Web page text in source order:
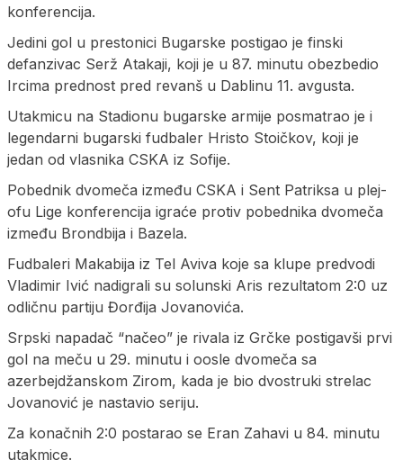
konferencija.
Jedini gol u prestonici Bugarske postigao je finski
defanzivac Serž Atakaji, koji je u 87. minutu obezbedio
Ircima prednost pred revanš u Dablinu 11. avgusta.
Utakmicu na Stadionu bugarske armije posmatrao je i
legendarni bugarski fudbaler Hristo Stoičkov, koji je
jedan od vlasnika CSKA iz Sofije.
Pobednik dvomeča između CSKA i Sent Patriksa u plej-
ofu Lige konferencija igraće protiv pobednika dvomeča
između Brondbija i Bazela.
Fudbaleri Makabija iz Tel Aviva koje sa klupe predvodi
Vladimir Ivić nadigrali su solunski Aris rezultatom 2:0 uz
odličnu partiju Đorđija Jovanovića.
Srpski napadač “načeo” je rivala iz Grčke postigavši prvi
gol na meču u 29. minutu i oosle dvomeča sa
azerbejdžanskom Zirom, kada je bio dvostruki strelac
Jovanović je nastavio seriju.
Za konačnih 2:0 postarao se Eran Zahavi u 84. minutu
utakmice.